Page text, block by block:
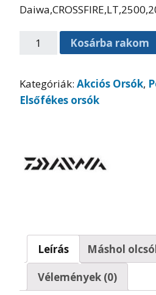
Kosárba rakom
Kategóriák: Akciós Orsók,
Elsőfékes orsók
Leírás
Máshol
Vélemények (0)